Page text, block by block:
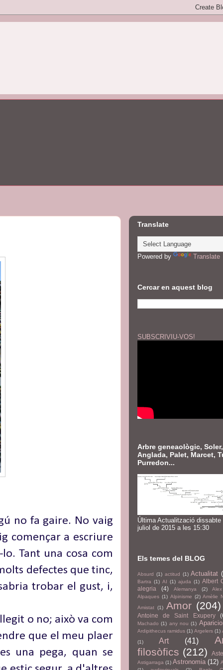
no fa gaire. No vaig
començar a escriure
Tant una cosa com
defectes que tinc,
trobar el gust, i,
o no; això va com
que el meu plaer
una pega, quan se
Translate
Powered by Translate
Cercar en aquest blog
SUBSCRIVIU-VOS!
Arbre geneaològic, Soler,
Anglada, Palet, Marcet,
Purredon...
Última Actualització dissabte
juliol de 2015 a les 15:30
Els temes del BLOG
Absurd (1) actitud (1) Actualitat
Bartra (1) AI (1) ajuda (1) Albert
alegria
(4) Alemanya (2)
Alpaques (1) Alpinisme (2) Amèlie
Amistat (1) Amor (204)
Antoine de Saint Exupery
Machado (1) any nou (1)
Ardipithecus ramidus (1) Argelers (1)
(1)
Art (41)
filosòfics (212)
Astigarraga (1) Astronomia (12)